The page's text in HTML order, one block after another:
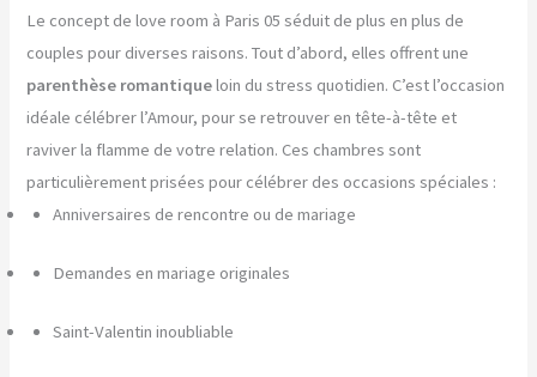
Le concept de love room à Paris 05 séduit de plus en plus de
couples pour diverses raisons. Tout d’abord, elles offrent une
parenthèse romantiqueloin du stress quotidien. C’est l’occasion
idéale célébrer l’Amour, pour se retrouver en tête-à-tête et
raviver la flamme de votre relation. Ces chambres sont
particulièrement prisées pour célébrer des occasions spéciales :
Anniversaires de rencontre ou de mariage
Demandes en mariage originales
Saint-Valentin inoubliable